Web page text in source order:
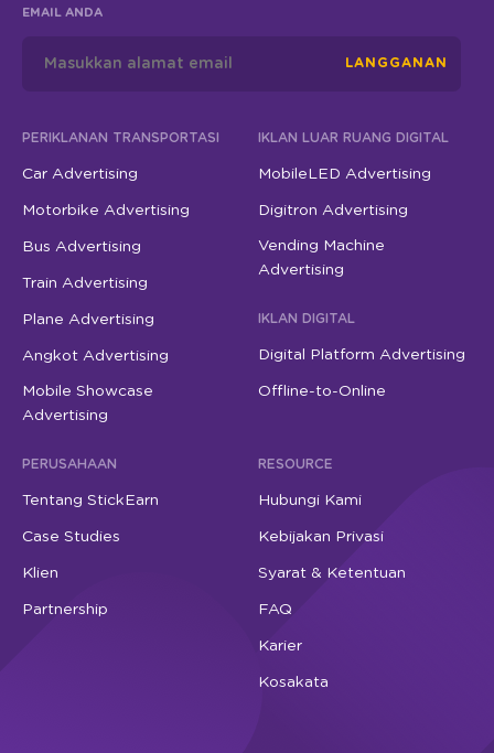
EMAIL ANDA
LANGGANAN
PERIKLANAN TRANSPORTASI
Car Advertising
Motorbike Advertising
Bus Advertising
Train Advertising
Plane Advertising
Angkot Advertising
Mobile Showcase
Advertising
IKLAN LUAR RUANG DIGITAL
MobileLED Advertising
Digitron Advertising
Vending Machine
Advertising
IKLAN DIGITAL
Digital Platform Advertising
Offline-to-Online
PERUSAHAAN
Tentang StickEarn
Case Studies
Klien
Partnership
RESOURCE
Hubungi Kami
Kebijakan Privasi
Syarat & Ketentuan
FAQ
Karier
Kosakata